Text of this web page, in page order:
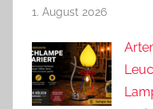
1. August 2026